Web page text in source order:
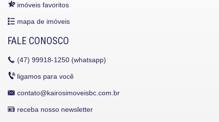
imóveis favoritos
mapa de imóveis
FALE CONOSCO
(47) 99918-1250 (whatsapp)
ligamos para você
contato@kairosimoveisbc.com.br
receba nosso newsletter